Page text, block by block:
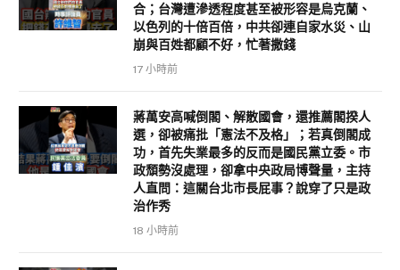
合；台灣遭滲透程度甚至被形容是烏克蘭、
以色列的十倍百倍，中共卻連自家水災、山
崩與百姓都顧不好，忙著撒錢
17 小時前
蔣萬安高喊倒閣、解散國會，還推薦閣揆人
選，卻被痛批「憲法不及格」；若真倒閣成
功，首先失業最多的反而是國民黨立委。市
政頹勢沒處理，卻拿中央政局博聲量，主持
人直問：這關台北市長屁事？說穿了只是政
治作秀
18 小時前